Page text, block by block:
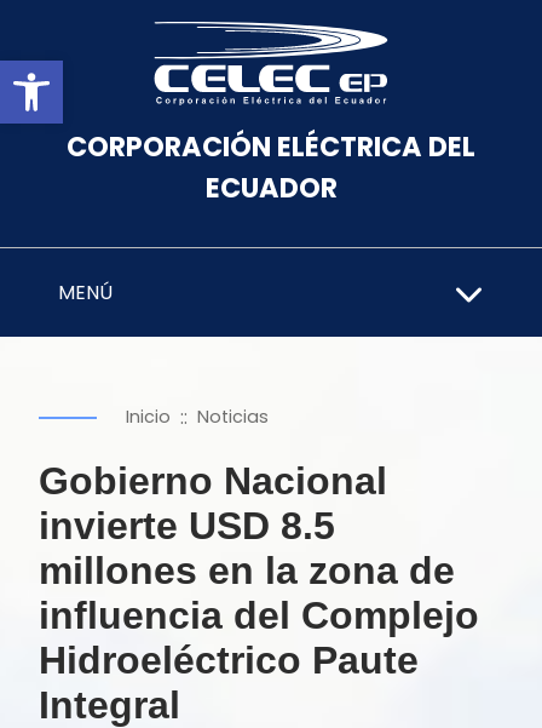
Abrir barra de herramientas
CORPORACIÓN ELÉCTRICA DEL
ECUADOR
MENÚ
Inicio :: Noticias
Gobierno Nacional
invierte USD 8.5
millones en la zona de
influencia del Complejo
Hidroeléctrico Paute
Integral